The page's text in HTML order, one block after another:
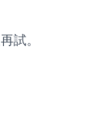
試。